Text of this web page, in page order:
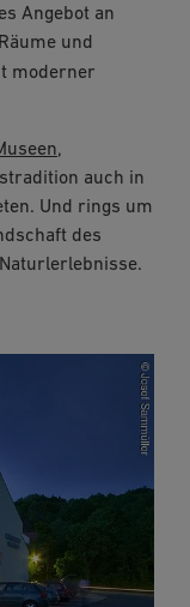
Angebot an
und
moderner
,
auch in
Und rings um
des